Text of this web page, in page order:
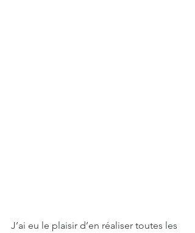
J’ai eu le plaisir d’en réaliser toutes les